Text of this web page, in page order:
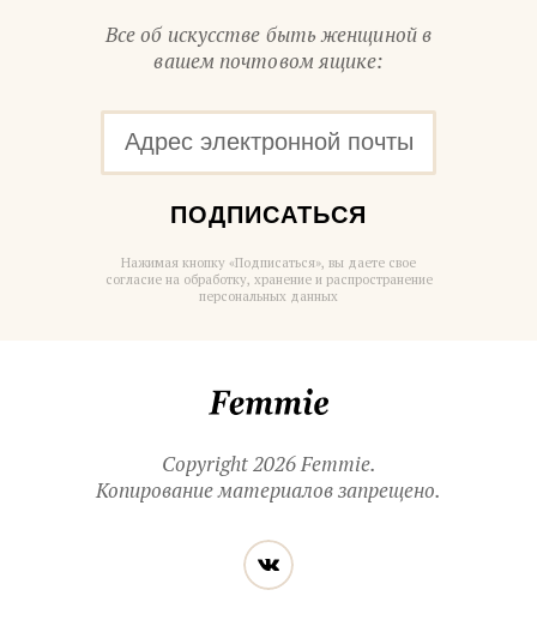
Все об искусстве быть женщиной в
вашем почтовом ящике:
ПОДПИСАТЬСЯ
Нажимая кнопку «Подписаться», вы даете свое
согласие на обработку, хранение и распространение
персональных данных
Copyright 2026 Femmie.
Копирование материалов запрещено.
Читайте
нас
в социальных